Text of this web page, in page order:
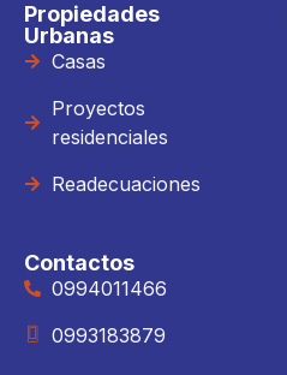
Propiedades
Urbanas
Casas
Proyectos
residenciales
Readecuaciones
Contactos
0994011466
0993183879